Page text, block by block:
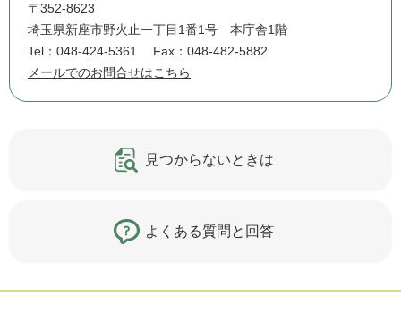
〒352-8623
埼玉県新座市野火止一丁目1番1号 本庁舎1階
Tel：048-424-5361
Fax：048-482-5882
メールでのお問合せはこちら
見つからないときは
よくある質問と回答